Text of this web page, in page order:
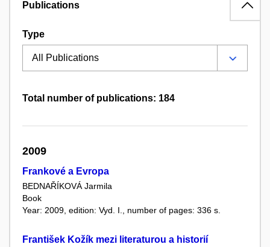
Publications
Type
Total number of publications: 184
2009
Frankové a Evropa
BEDNAŘÍKOVÁ Jarmila
Book
Year: 2009, edition: Vyd. I., number of pages: 336 s.
František Kožík mezi literaturou a historií